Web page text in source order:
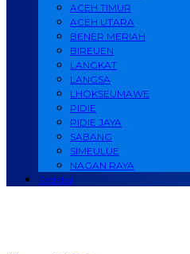
ACEH TIMUR
ACEH UTARA
BENER MERIAH
BIREUEN
LANGKAT
LANGSA
LHOKSEUMAWE
PIDIE
PIDIE JAYA
SABANG
SIMEULUE
NAGAN RAYA
Redaksi